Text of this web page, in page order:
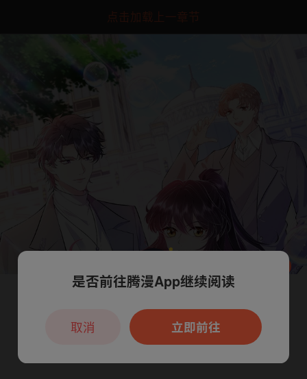
点击加载上一章节
腾漫App免费看
本章节仅支持App阅读，可打开App新用
户7天免费看
是否前往腾漫App继续阅读
立即前往
取消